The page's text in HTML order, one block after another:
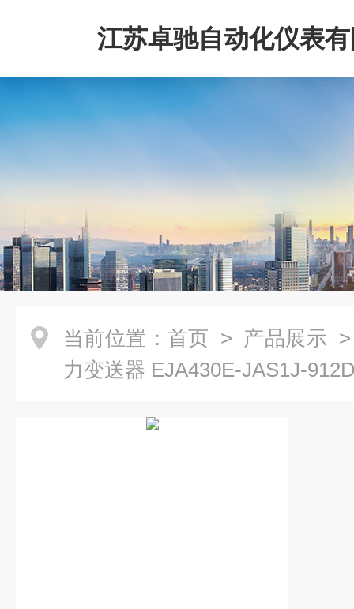
江苏卓驰自动化仪表
当前位置： 首页 > 产品展示
力变送器 EJA430E-JAS1J-